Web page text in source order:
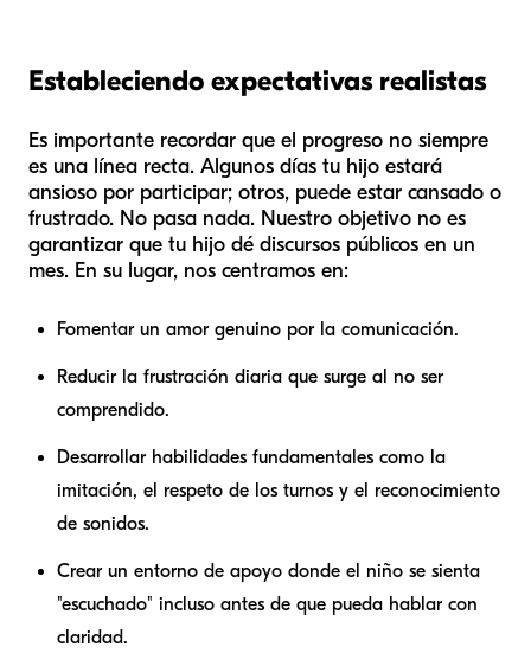
Estableciendo expectativas realistas
Es importante recordar que el progreso no siempre
es una línea recta. Algunos días tu hijo estará
ansioso por participar; otros, puede estar cansado o
frustrado. No pasa nada. Nuestro objetivo no es
garantizar que tu hijo dé discursos públicos en un
mes. En su lugar, nos centramos en:
Fomentar un amor genuino por la comunicación.
Reducir la frustración diaria que surge al no ser
comprendido.
Desarrollar habilidades fundamentales como la
imitación, el respeto de los turnos y el reconocimiento
de sonidos.
Crear un entorno de apoyo donde el niño se sienta
"escuchado" incluso antes de que pueda hablar con
claridad.